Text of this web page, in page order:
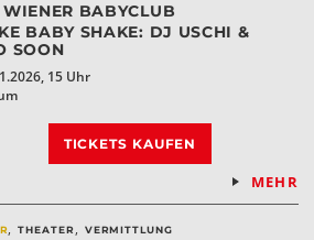
WIENER BABYCLUB
BABY SHAKE: DJ USCHI &
SOON
15 Uhr
MEHR
TICKETS KAUFEN
,THEATER , VERMITTLUNG